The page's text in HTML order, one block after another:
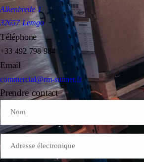
Alkenbrede 1
32657 Lemgo
Téléphone
+33 492 798 984
Email
commercial@rm-suttner.fr
Prendre contact
Mail